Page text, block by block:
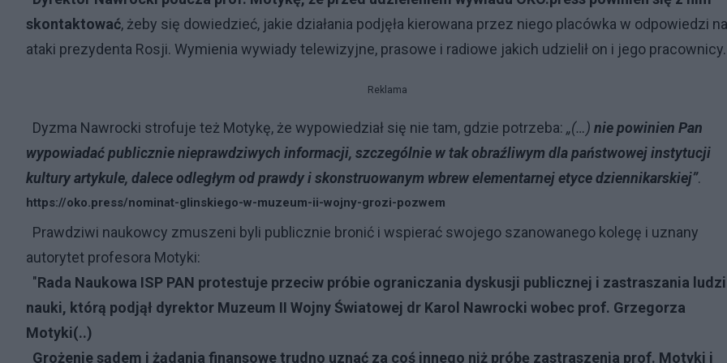
skontaktować, żeby się dowiedzieć, jakie działania podjęła kierowana przez niego placówka w odpowiedzi na
ataki prezydenta Rosji. Wymienia wywiady telewizyjne, prasowe i radiowe jakich udzielił on i jego pracownicy.
Reklama
Dyzma Nawrocki strofuje też Motykę, że wypowiedział się nie tam, gdzie potrzeba: „(…) nie powinien Pan
wypowiadać publicznie nieprawdziwych informacji, szczególnie w tak obraźliwym dla państwowej instytucji
kultury artykule, dalece odległym od prawdy i skonstruowanym wbrew elementarnej etyce dziennikarskiej”.
https://oko.press/nominat-glinskiego-w-muzeum-ii-wojny-grozi-pozwem
Prawdziwi naukowcy zmuszeni byli publicznie bronić i wspierać swojego szanowanego kolegę i uznany
autorytet profesora Motyki:
"Rada Naukowa ISP PAN protestuje przeciw próbie ograniczania dyskusji publicznej i zastraszania ludzi
nauki, którą podjął dyrektor Muzeum II Wojny Światowej dr Karol Nawrocki wobec prof. Grzegorza
Motyki(..)
Grożenie sądem i żądania finansowe trudno uznać za coś innego niż próbę zastraszenia prof. Motyki i